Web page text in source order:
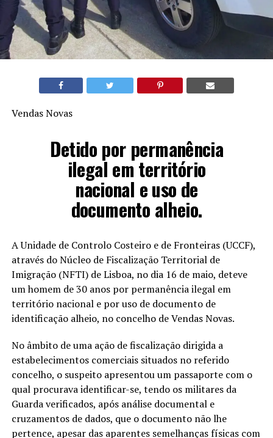
Vendas Novas
Detido por permanência
ilegal em território
nacional e uso de
documento alheio.
A Unidade de Controlo Costeiro e de Fronteiras (UCCF),
através do Núcleo de Fiscalização Territorial de
Imigração (NFTI) de Lisboa, no dia 16 de maio, deteve
um homem de 30 anos por permanência ilegal em
território nacional e por uso de documento de
identificação alheio, no concelho de Vendas Novas.
No âmbito de uma ação de fiscalização dirigida a
estabelecimentos comerciais situados no referido
concelho, o suspeito apresentou um passaporte com o
qual procurava identificar-se, tendo os militares da
Guarda verificados, após análise documental e
cruzamentos de dados, que o documento não lhe
pertence, apesar das aparentes semelhanças físicas com